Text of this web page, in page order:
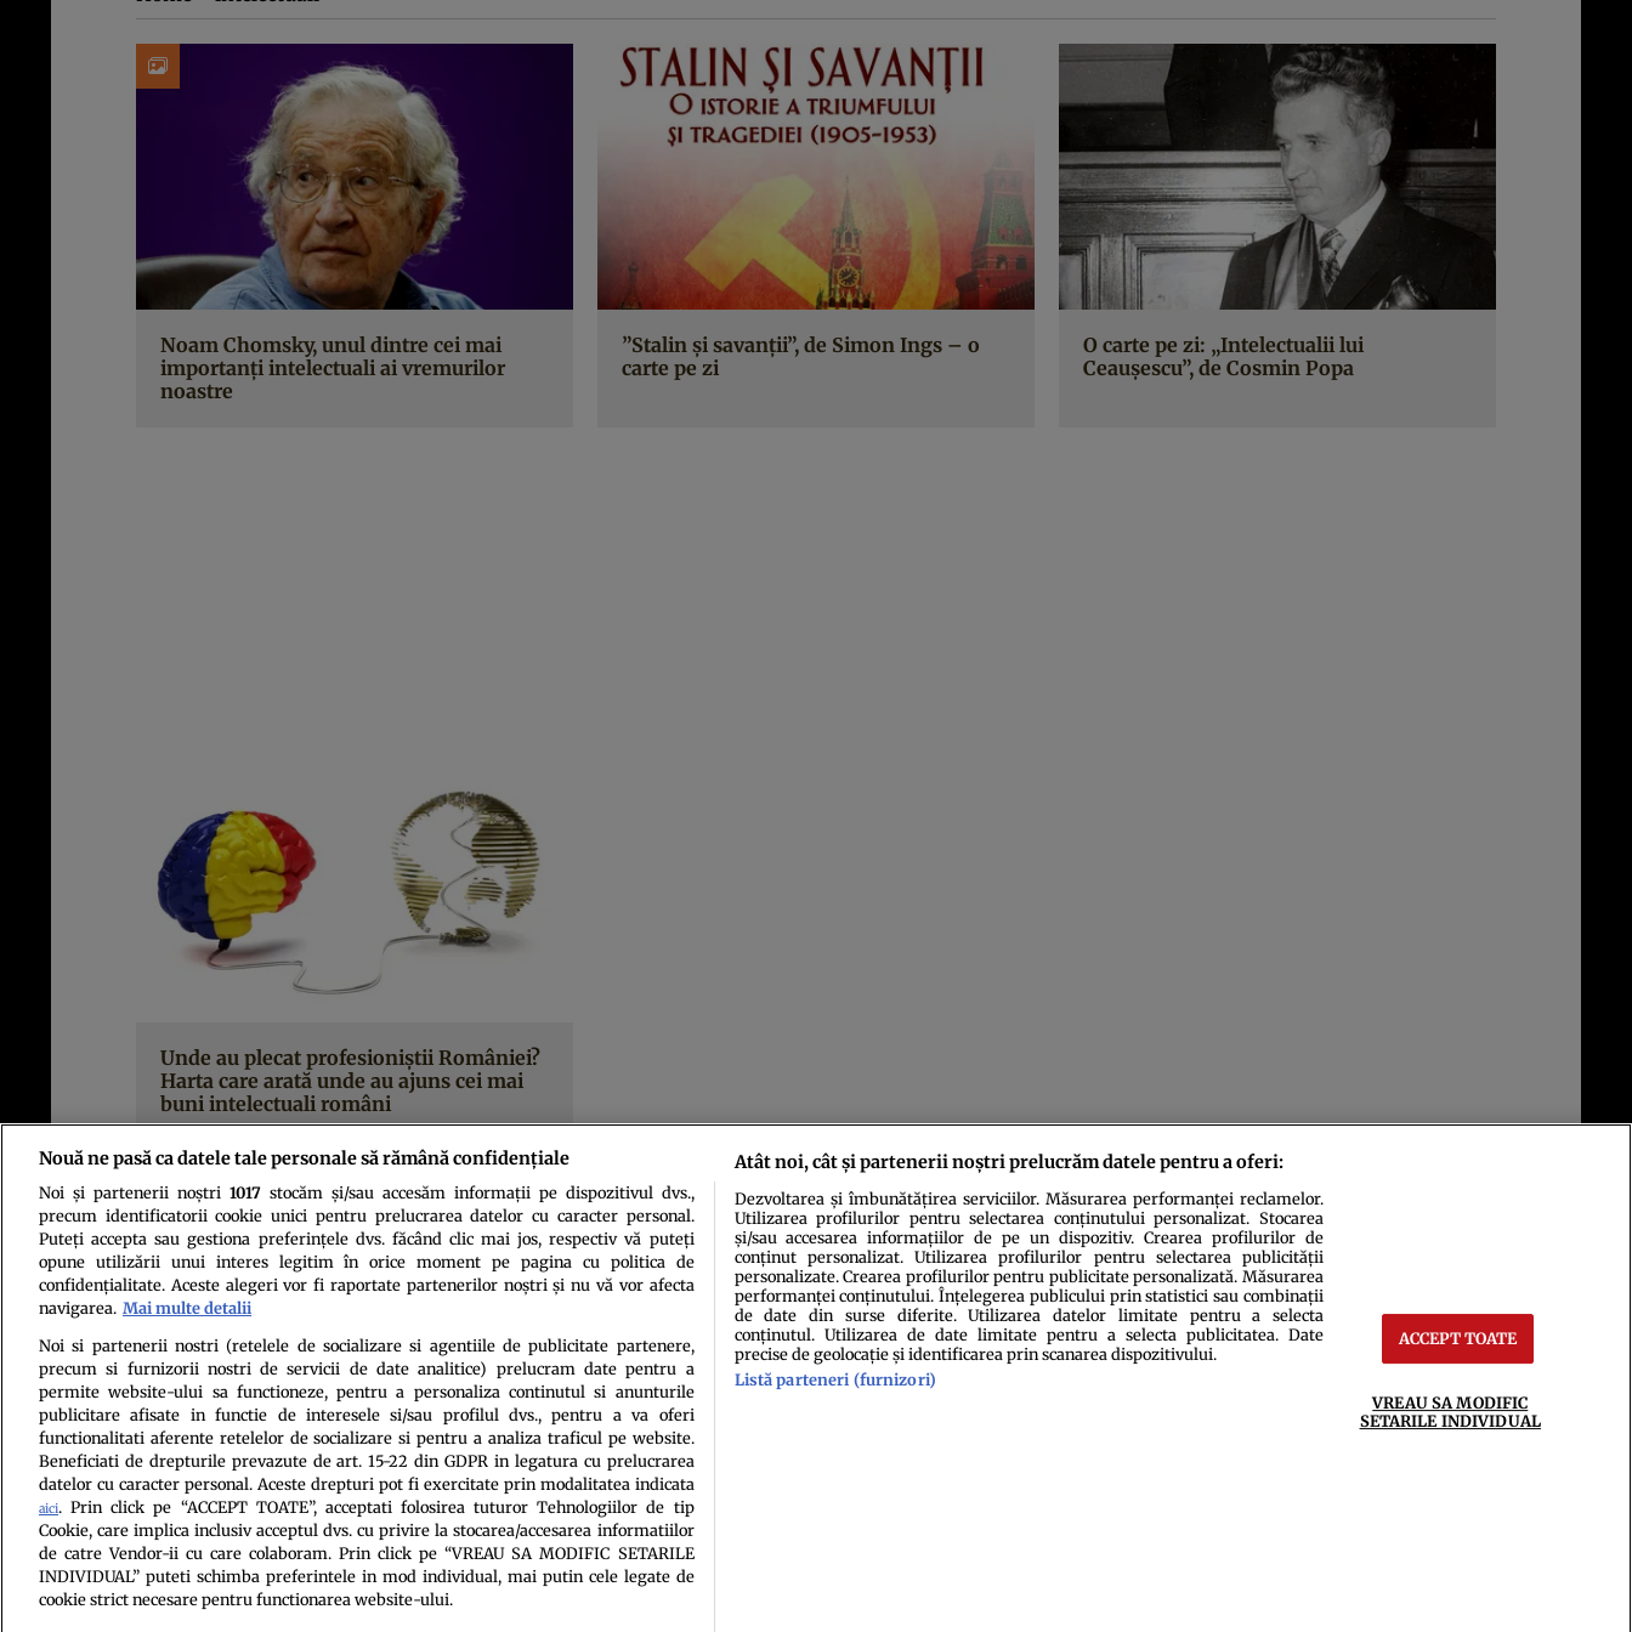
Noam Chomsky, unul dintre cei mai
importanți intelectuali ai vremurilor
noastre
”Stalin şi savanţii”, de Simon Ings – o
carte pe zi
O carte pe zi: „Intelectualii lui
Ceauşescu”, de Cosmin Popa
Unde au plecat profesioniştii României?
Harta care arată unde au ajuns cei mai
buni intelectuali români
Politica de confidenţialitatePolitica de cookiesTermeni şi condiţii Echipa redacțională ContactSetări Cookies
Citarea se poate face în limita a 250 de semne. Nici o instituţie sau persoană (site-uri, instituţii mass-media, firme de monitorizare) nu poate reproduce integral scrierile publicistice purtătoare de Drepturi de Autor.
Decizia ONJN nr. 1598/16.09.2021. Jocurile de noroc sunt interzise minorilor.
Nouă ne pasă ca datele tale personale să rămână confidențiale
Noi și partenerii noștri 1017stocăm și/sau accesăm informații pe dispozitivul dvs.,
precum identificatorii cookie unici pentru prelucrarea datelor cu caracter personal.
Puteți accepta sau gestiona preferințele dvs. făcând clic mai jos, respectiv vă puteți
opune utilizării unui interes legitim în orice moment pe pagina cu politica de
confidențialitate. Aceste alegeri vor fi raportate partenerilor noștri și nu vă vor afecta
navigarea. Mai multe detalii
Noi si partenerii nostri (retelele de socializare si agentiile de publicitate partenere,
precum si furnizorii nostri de servicii de date analitice) prelucram date pentru a
permite website-ului sa functioneze, pentru a personaliza continutul si anunturile
publicitare afisate in functie de interesele si/sau profilul dvs., pentru a va oferi
functionalitati aferente retelelor de socializare si pentru a analiza traficul pe website.
Beneficiati de drepturile prevazute de art. 15-22 din GDPR in legatura cu prelucrarea
datelor cu caracter personal. Aceste drepturi pot fi exercitate prin modalitatea indicata
aici. Prin click pe “ACCEPT TOATE”, acceptati folosirea tuturor Tehnologiilor de tip
Cookie, care implica inclusiv acceptul dvs. cu privire la stocarea/accesarea informatiilor
de catre Vendor-ii cu care colaboram. Prin click pe “VREAU SA MODIFIC SETARILE
INDIVIDUAL” puteti schimba preferintele in mod individual, mai putin cele legate de
cookie strict necesare pentru functionarea website-ului.
Atât noi, cât și partenerii noștri prelucrăm datele pentru a oferi:
Dezvoltarea și îmbunătățirea serviciilor. Măsurarea performanței reclamelor.
Utilizarea profilurilor pentru selectarea conținutului personalizat. Stocarea
și/sau accesarea informațiilor de pe un dispozitiv. Crearea profilurilor de
conținut personalizat. Utilizarea profilurilor pentru selectarea publicității
personalizate. Crearea profilurilor pentru publicitate personalizată. Măsurarea
performanței conținutului. Înțelegerea publicului prin statistici sau combinații
de date din surse diferite. Utilizarea datelor limitate pentru a selecta
conținutul. Utilizarea de date limitate pentru a selecta publicitatea. Date
precise de geolocație și identificarea prin scanarea dispozitivului.
Listă parteneri (furnizori)
ACCEPT TOATE
VREAU SA MODIFIC
SETARILE INDIVIDUAL